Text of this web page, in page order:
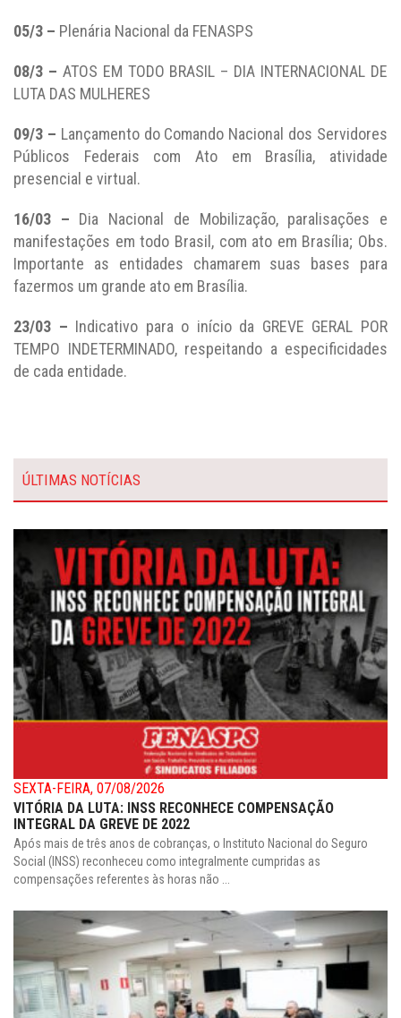
05/3 – Plenária Nacional da FENASPS
08/3 – ATOS EM TODO BRASIL – DIA INTERNACIONAL DE
LUTA DAS MULHERES
09/3 – Lançamento do Comando Nacional dos Servidores
Públicos Federais com Ato em Brasília, atividade
presencial e virtual.
16/03 – Dia Nacional de Mobilização, paralisações e
manifestações em todo Brasil, com ato em Brasília; Obs.
Importante as entidades chamarem suas bases para
fazermos um grande ato em Brasília.
23/03 – Indicativo para o início da GREVE GERAL POR
TEMPO INDETERMINADO, respeitando a especificidades
de cada entidade.
ÚLTIMAS NOTÍCIAS
SEXTA-FEIRA, 07/08/2026
VITÓRIA DA LUTA: INSS RECONHECE COMPENSAÇÃO
INTEGRAL DA GREVE DE 2022
Após mais de três anos de cobranças, o Instituto Nacional do Seguro
Social (INSS) reconheceu como integralmente cumpridas as
compensações referentes às horas não ...